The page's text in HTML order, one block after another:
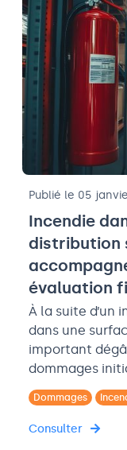
Publié le 05
Incendie
distribution
évaluation
À la suite d’un
dans une
important
dommages
Dommages
Consulter